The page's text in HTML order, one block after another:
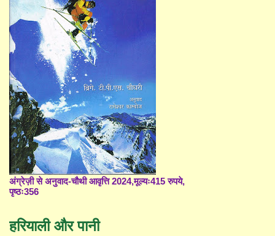
अंग्रेज़ी से अनुवाद-चौथी आवृत्ति 2024,मूल्यः415 रुपये,
पृष्ठः356
हरियाली और पानी